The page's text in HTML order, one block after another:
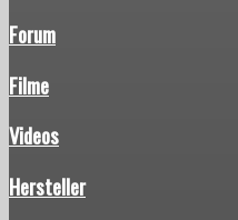
Forum
Filme
Videos
Hersteller